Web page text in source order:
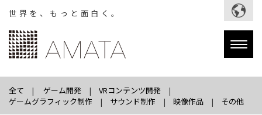
世界を、もっと面白く。
全て ゲーム開発
VRコンテンツ開発
ゲームグラフィック制作
サウンド制作 映像作品 その他